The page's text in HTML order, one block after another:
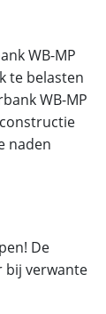
WB-MP
te belasten
WB-MP
naden
De
bij verwante